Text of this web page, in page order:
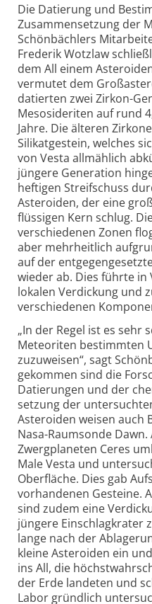
Die Datierung und
Zusammen­setzung der
Schönbächlers
Frederik Wotzlaw
dem All einem
vermutet dem
datierten zwei Zirkon-
Mesosideriten auf rund
Jahre. Die älteren
Silikatgestein, welches
von Vesta allmählich
jüngere Generation
heftigen Streif­schuss
Asteroiden, der eine
flüssigen Kern schlug.
verschiedenen Zonen
aber mehrheit­lich
auf der
wieder ab. Dies führte in
lokalen Verdickung und
verschiedenen
„In der Regel ist es sehr
Meteoriten bestimmten
zuzuweisen“, sagt
gekommen sind die
Datierungen und der
setzung der
Asteroiden weisen auch
Nasa-Raumsonde
Zwergplaneten Ceres
Male Vesta und
Oberfläche. Dies gab
vorhandenen Gesteine.
sind zudem eine
jüngere Einschlag­krater
lange nach der
kleine Asteroiden ein
ins All, die
der Erde landeten und
Labor gründlich